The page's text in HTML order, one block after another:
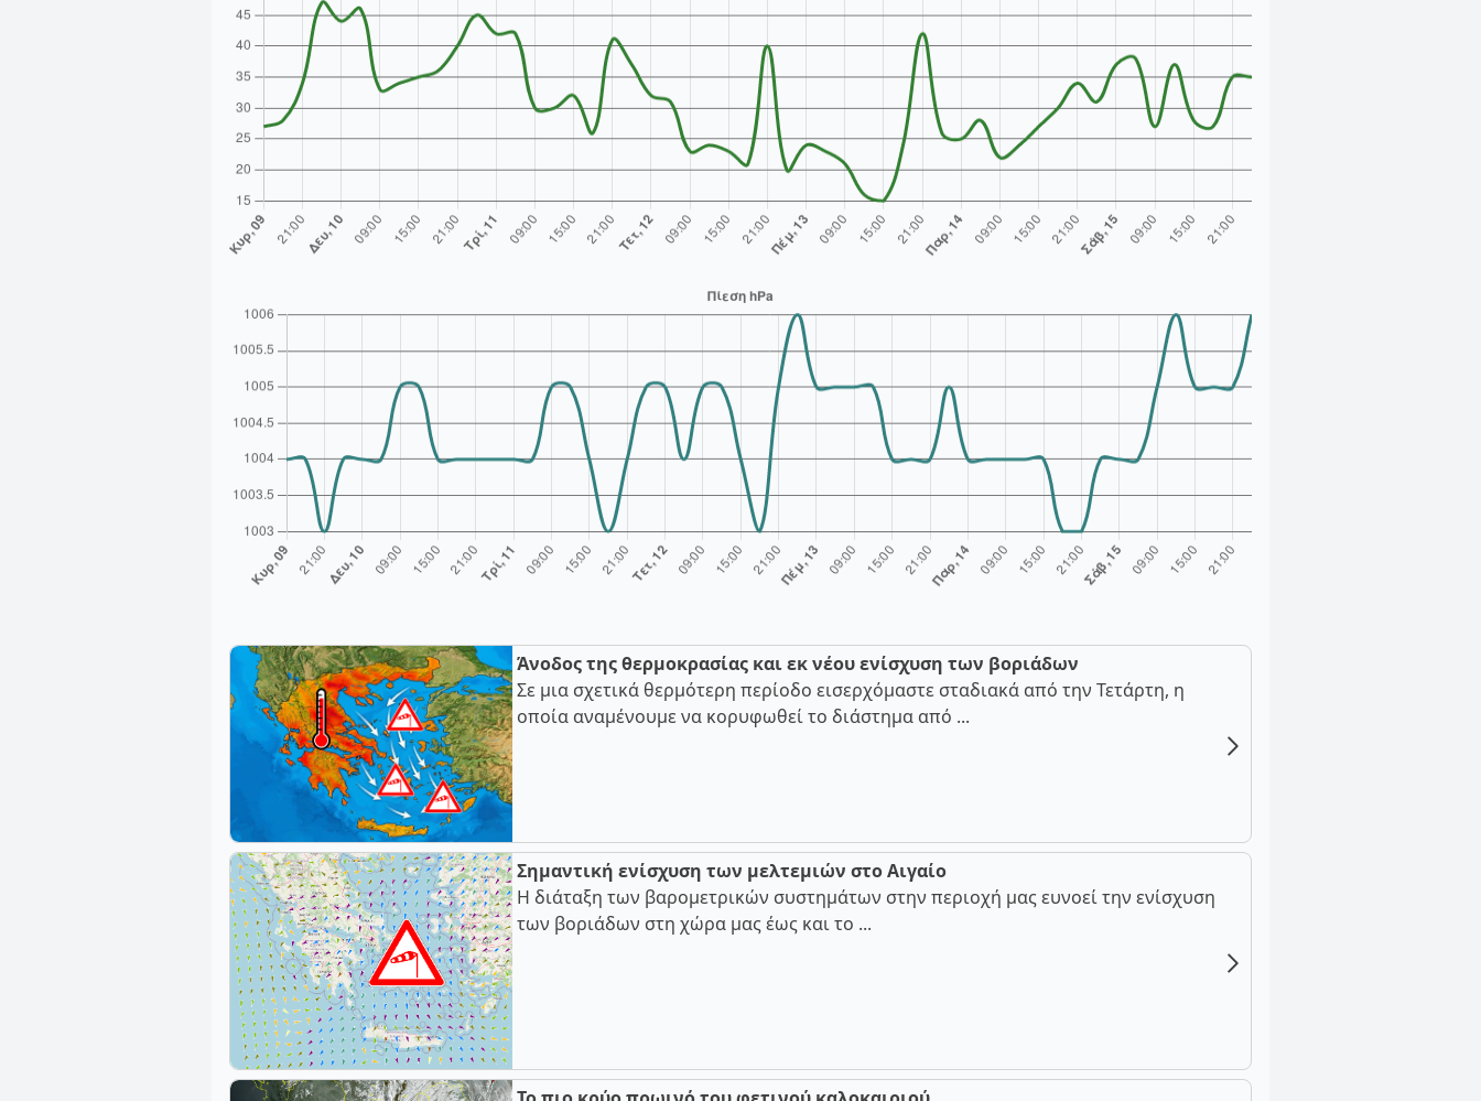
Άνοδος της θερμοκρασίας και εκ νέου ενίσχυση των βοριάδων
Σε μια σχετικά θερμότερη περίοδο εισερχόμαστε σταδιακά από την Τετάρτη, η
οποία αναμένουμε να κορυφωθεί το διάστημα από ...
Σημαντική ενίσχυση των μελτεμιών στο Αιγαίο
Η διάταξη των βαρομετρικών συστημάτων στην περιοχή μας ευνοεί την ενίσχυση
των βοριάδων στη χώρα μας έως και το ...